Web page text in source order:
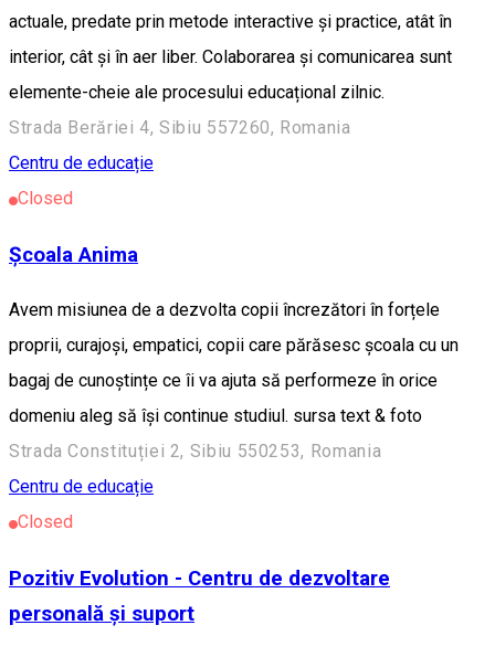
actuale, predate prin metode interactive și practice, atât în
interior, cât și în aer liber. Colaborarea și comunicarea sunt
elemente-cheie ale procesului educațional zilnic.
Strada Berăriei 4, Sibiu 557260, Romania
Centru de educație
Closed
Școala Anima
Avem misiunea de a dezvolta copii încrezători în forțele
proprii, curajoși, empatici, copii care părăsesc școala cu un
bagaj de cunoștințe ce îi va ajuta să performeze în orice
domeniu aleg să își continue studiul. sursa text & foto
Strada Constituției 2, Sibiu 550253, Romania
Centru de educație
Closed
Pozitiv Evolution - Centru de dezvoltare
personală și suport